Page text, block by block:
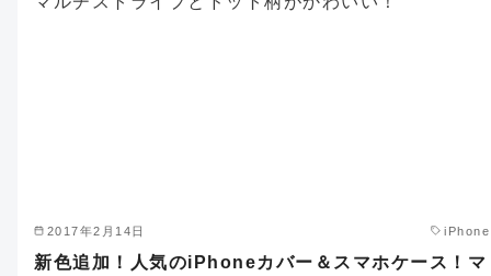
2017年2月14日 iPhone
新色追加！人気のiPhoneカバー＆スマホケース！マ